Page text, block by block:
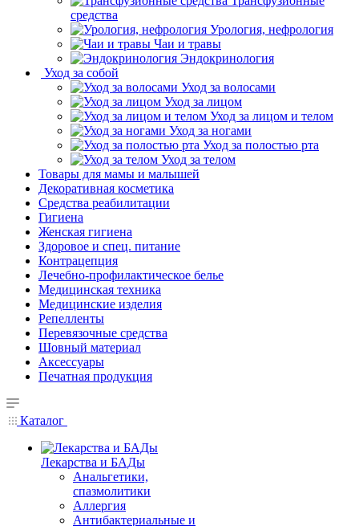
средства
Урология, нефрология
Чаи и травы
Эндокринология
Уход за собой
Уход за волосами
Уход за лицом
Уход за лицом и телом
Уход за ногами
Уход за полостью рта
Уход за телом
Товары для мамы и малышей
Декоративная косметика
Средства реабилитации
Гигиена
Женская гигиена
Здоровое и спец. питание
Контрацепция
Лечебно-профилактическое белье
Медицинская техника
Медицинские изделия
Репелленты
Перевязочные средства
Шовный материал
Аксессуары
Печатная продукция
Каталог
Лекарства и БАДы
Анальгетики,
спазмолитики
Аллергия
Антибактериальные и